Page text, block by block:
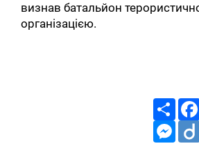
визнав батальйон
організацією.
Share